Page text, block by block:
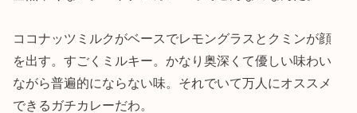
ココナッツミルクがベースでレモングラスとクミンが顔
を出す。すごくミルキー。かなり奥深くて優しい味わい
ながら普遍的にならない味。それでいて万人にオススメ
できるガチカレーだわ。